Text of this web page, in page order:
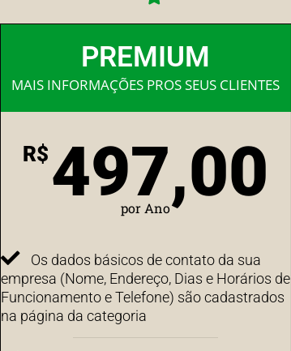
PREMIUM
MAIS INFORMAÇÕES PROS SEUS CLIENTES
R$ 497,00
por Ano
Os dados básicos de contato da sua
empresa (Nome, Endereço, Dias e Horários de
Funcionamento e Telefone) são cadastrados
na página da categoria